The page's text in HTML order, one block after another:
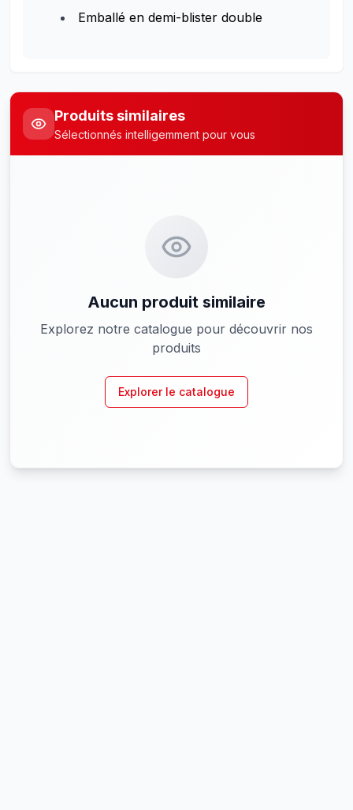
Emballé en demi-blister double
Produits similaires
Sélectionnés intelligemment pour vous
Aucun produit similaire
Explorez notre catalogue pour découvrir nos
produits
Explorer le catalogue